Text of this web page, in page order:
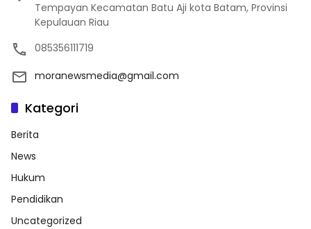
Tempayan Kecamatan Batu Aji kota Batam, Provinsi
Kepulauan Riau
085356111719
moranewsmedia@gmail.com
Kategori
Berita
News
Hukum
Pendidikan
Uncategorized